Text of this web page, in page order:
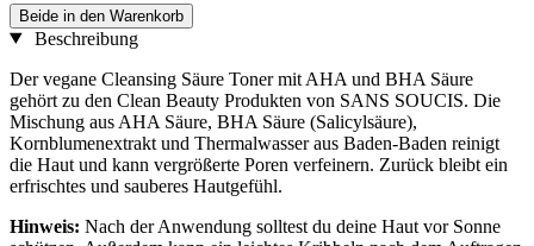
Beide in den Warenkorb
Beschreibung
Der vegane Cleansing Säure Toner mit AHA und BHA Säure
gehört zu den Clean Beauty Produkten von SANS SOUCIS. Die
Mischung aus AHA Säure, BHA Säure (Salicylsäure),
Kornblumenextrakt und Thermalwasser aus Baden-Baden reinigt
die Haut und kann vergrößerte Poren verfeinern. Zurück bleibt ein
erfrischtes und sauberes Hautgefühl.
Hinweis: Nach der Anwendung solltest du deine Haut vor Sonne